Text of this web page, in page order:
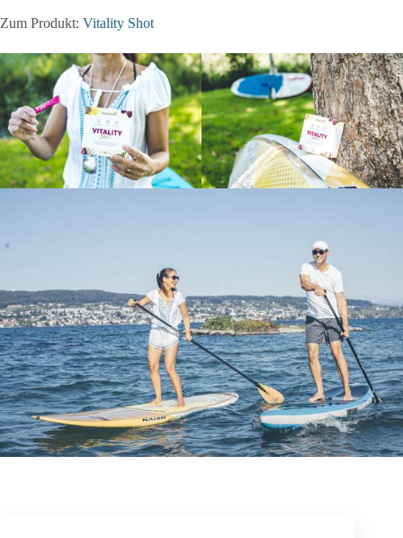
Zum Produkt: Vitality Shot